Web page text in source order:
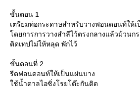
ขั้นตอน 1
เตรียมท่อกระดาษสำหรับวางฟอนดอนท์ให้
ดยการการวางสำลีไว้ตรงกลางแล้วม้วนก
ติดเทปไม่ให้หลุด พักไว้
ขั้นตอนที่ 2
รีดฟอนดอนท์ให้เป็นแผ่นบาง
ช้น้ำตาลไอซิ่งโรยโต๊ะกันติด